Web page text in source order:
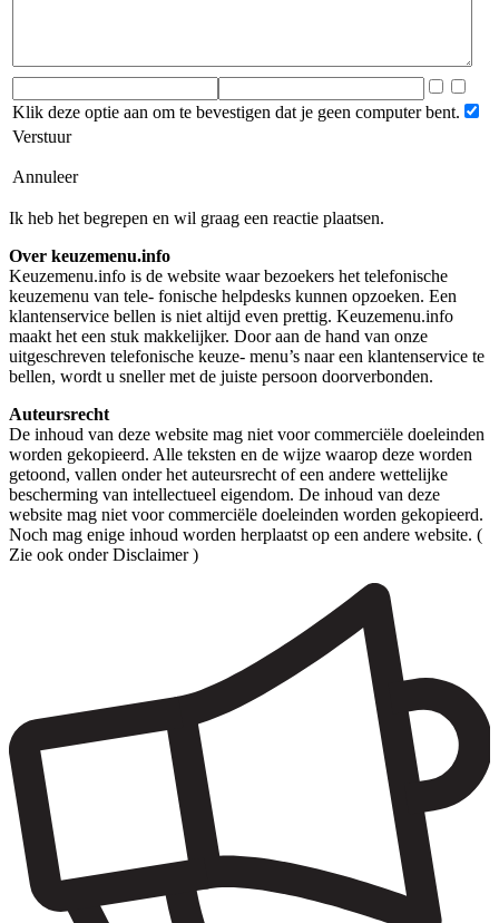
Klik deze optie aan om te bevestigen dat je geen computer bent.
Verstuur
Annuleer
Ik heb het begrepen en wil graag een reactie plaatsen.
Over keuzemenu.info
Keuzemenu.info is de website waar bezoekers het telefonische
keuzemenu van tele- fonische helpdesks kunnen opzoeken. Een
klantenservice bellen is niet altijd even prettig. Keuzemenu.info
maakt het een stuk makkelijker. Door aan de hand van onze
uitgeschreven telefonische keuze- menu’s naar een klantenservice te
bellen, wordt u sneller met de juiste persoon doorverbonden.
Auteursrecht
De inhoud van deze website mag niet voor commerciële doeleinden
worden gekopieerd. Alle teksten en de wijze waarop deze worden
getoond, vallen onder het auteursrecht of een andere wettelijke
bescherming van intellectueel eigendom. De inhoud van deze
website mag niet voor commerciële doeleinden worden gekopieerd.
Noch mag enige inhoud worden herplaatst op een andere website. (
Zie ook onder Disclaimer )